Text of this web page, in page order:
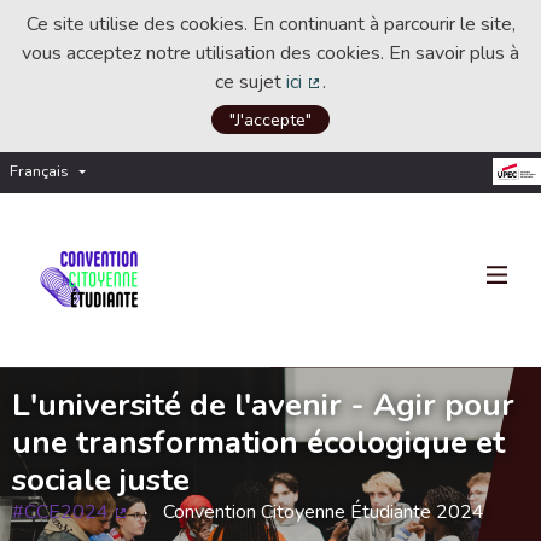
Ce site utilise des cookies. En continuant à parcourir le site,
vous acceptez notre utilisation des cookies. En savoir plus à
ce sujetici
(Lien externe)
.
"J'accepte"
Français Choisir la langue
L'université de l'avenir - Agir pour
une transformation écologique et
sociale juste
#CCE2024
(Lien externe)
Convention Citoyenne Étudiante 2024